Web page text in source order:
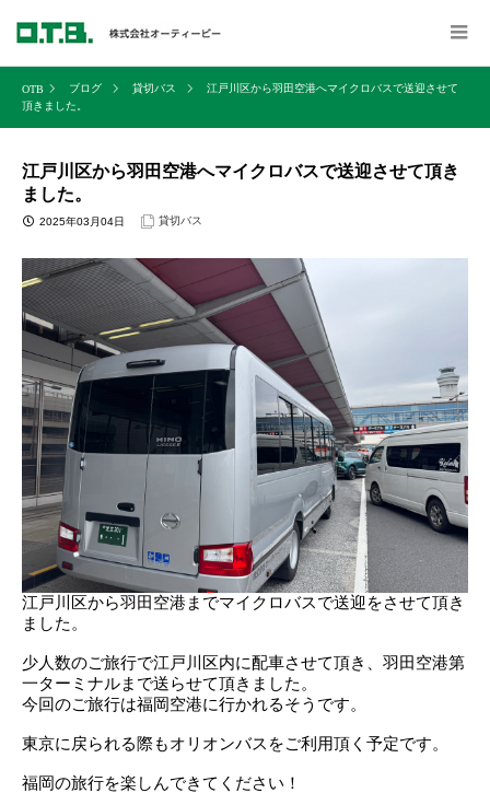
ブログ 貸切バス
江戸川区から羽田空港へマイクロバスで送迎させて
頂きました。
江戸川区から羽田空港へマイクロバスで送迎させて頂き
ました。
2025年03月04日 貸切バス
江戸川区から羽田空港までマイクロバスで送迎をさせて頂き
ました。
少人数のご旅行で江戸川区内に配車させて頂き、羽田空港第
一ターミナルまで送らせて頂きました。
今回のご旅行は福岡空港に行かれるそうです。
東京に戻られる際もオリオンバスをご利用頂く予定です。
福岡の旅行を楽しんできてください！